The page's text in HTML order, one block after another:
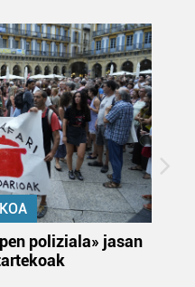
poliziala» jasan